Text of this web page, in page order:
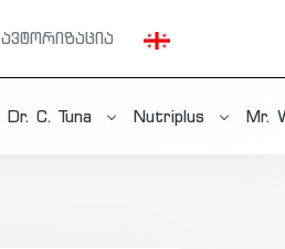
ავტორიზაცია
Dr. C. Tuna Nutriplus Mr.